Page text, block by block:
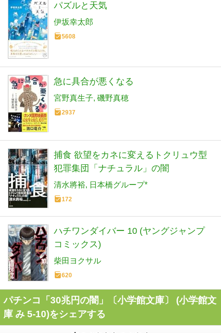
パズルと天気
伊坂幸太郎
5608
急に具合が悪くなる
宮野真生子 磯野真穂
2937
捕食 欲望をカネに変えるトクリュウ型
犯罪集団「ナチュラル」の闇
清水將裕 日本橋グループ*
172
ハチワンダイバー 10 (ヤングジャンプ
コミックス)
柴田ヨクサル
620
パチンコ「30兆円の闇」〔小学館文庫〕 (小学館文
庫 み 5-10)をシェアする